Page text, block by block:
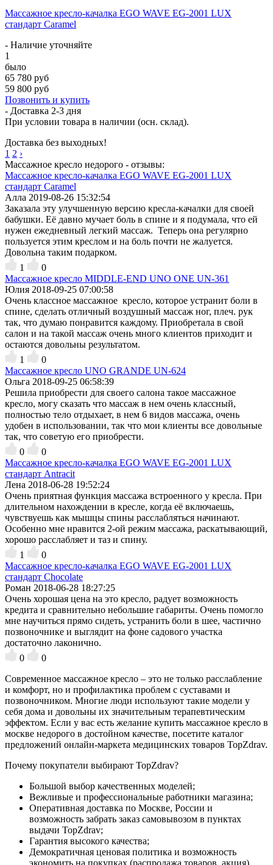
Массажное кресло-качалка EGO WAVE EG-2001 LUX
стандарт Caramel
- Наличие уточняйте
1
было
65 780 руб
59 800 руб
Позвонить и купить
- Доставка 2-3 дня
При условии товара в наличии (осн. склад).
Доставка без выходных!
1 2 ›
Массажное кресло недорого - отзывы:
Массажное кресло-качалка EGO WAVE EG-2001 LUX
стандарт Caramel
Алла 2019-08-26 15:32:54
Заказала эту улучшенную версию кресла-качалки для своей
бабушки. Её давно мучает боль в спине и я подумала, что ей
нужен ежедневный легкий массаж. Теперь она регулярно
пользуется этим креслом и на боль почти не жалуется.
Довольна таким подарком.
1
0
Массажное кресло MIDDLE-END UNO ONE UN-361
Юлия 2018-09-25 07:00:58
Очень классное массажное кресло, которое устранит боли в
спине, сделать отличный воздушный массаж ног, плеч. рук
так, что думаю понравится каждому. Приобретала в свой
салон и на такой массаж очень много клиентов приходит и
остаются довольны результатом.
1
0
Массажное кресло UNO GRANDE UN-624
Ольга 2018-09-25 06:58:39
Решила приобрести для своего салона такое массажное
кресло, могу сказать что массаж в нем очень классный,
полностью тело отдыхает, в нем 6 видов массажа, очень
удобен в использовании, так что мои клиенты все довольные
так, что советую его приобрести.
0
0
Массажное кресло-качалка EGO WAVE EG-2001 LUX
стандарт Antracit
Лена 2018-06-28 19:52:24
Очень приятная функция массажа встроенного у кресла. При
длительном нахождении в кресле, когда её включаешь,
чувствуешь как мышцы спины расслабляться начинают.
Особенно мне нравится 2-ой режим массажа, раскатывающий,
хорошо расслабляет и таз и спину.
1
0
Массажное кресло-качалка EGO WAVE EG-2001 LUX
стандарт Chocolate
Роман 2018-06-28 18:27:25
Очень хорошая цена на это кресло, радует возможность
кредита и сравнительно небольшие габариты. Очень помогло
мне научиться прямо сидеть, устранить боли в шее, частично
позвоночнике и выглядит на фоне садового участка
достаточно лаконично.
0
0
Современное массажное кресло – это не только расслабление
и комфорт, но и профилактика проблем с суставами и
позвоночником. Многие люди используют такие модели у
себя дома и довольны их значительным терапевтическим
эффектом. Если у вас есть желание купить массажное кресло в
москве недорого в достойном качестве, посетите каталог
предложений онлайн-маркета медицинских товаров TopZdrav.
Почему покупатели выбирают TopZdrav?
Большой выбор качественных моделей;
Вежливые и профессиональные работники магазина;
Оперативная доставка по Москве, России и
возможность забрать заказ самовывозом в пунктах
выдачи TopZdrav;
Гарантия высокого качества;
Демократичная ценовая политика и возможность
экономить на покупках (распродажа товаров, акция)